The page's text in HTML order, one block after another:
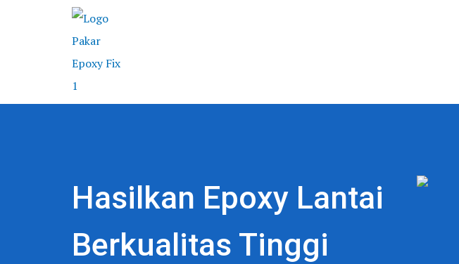
Hasilkan Epoxy Lantai
Berkualitas Tinggi